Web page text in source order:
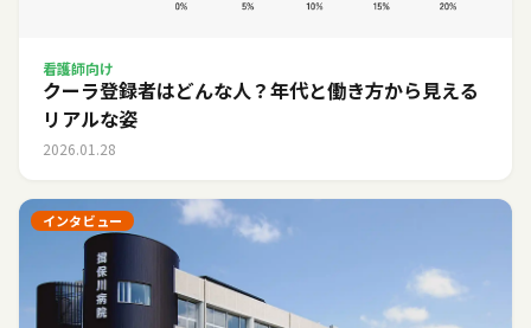
看護師向け
クーラ登録者はどんな人？年代と働き方から見える
リアルな姿
2026.01.28
インタビュー